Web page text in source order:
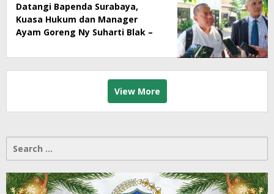
Datangi Bapenda Surabaya,
Kuasa Hukum dan Manager
Ayam Goreng Ny Suharti Blak –
Penyimpangan Pajak
View More
Search